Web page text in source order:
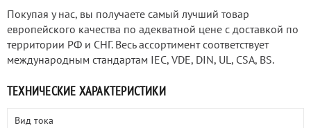
Покупая у нас, вы получаете самый лучший товар
европейского качества по адекватной цене с доставкой по
территории РФ и СНГ. Весь ассортимент соответствует
международным стандартам IEC, VDE, DIN, UL, CSA, BS.
ТЕХНИЧЕСКИЕ ХАРАКТЕРИСТИКИ
Вид тока